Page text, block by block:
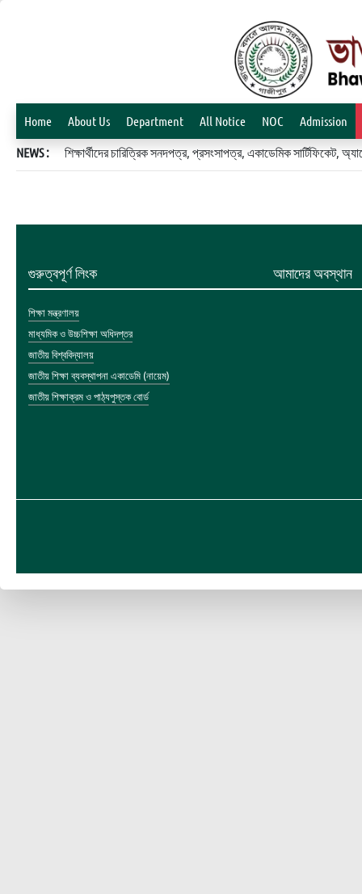
Home About Us Department All Notice NOC Admission
NEWS : শিক্ষার্থীদের চারিত্রিক সনদপত্র, প্রসংসাপত্র, একাডেমিক
গুরুত্বপূর্ণ লিংক
শিক্ষা মন্ত্রণালয়
মাধ্যমিক ও উচ্চশিক্ষা অধিদপ্তর
জাতীয় বিশ্ববিদ্যালয়
জাতীয় শিক্ষা ব্যবস্থাপনা একাডেমি (নায়েম)
জাতীয় শিক্ষাক্রম ও পাঠ্যপুস্তক বোর্ড
আমাদের অবস্থান